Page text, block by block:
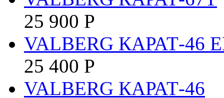
25 900 Р
VALBERG КАРАТ-46
25 400 Р
VALBERG КАРАТ-46